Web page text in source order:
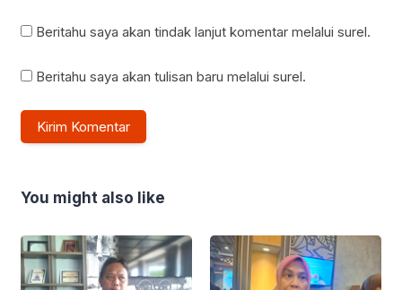
Beritahu saya akan tindak lanjut komentar melalui surel.
Beritahu saya akan tulisan baru melalui surel.
You might also like